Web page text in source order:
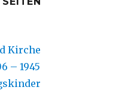
Kirche
– 1945